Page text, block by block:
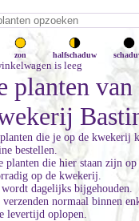
zon halfschaduw
is leeg
planten van
die je op de kwekerij
bestellen.
planten die hier staan zijn
op de kwekerij.
dagelijks bijgehouden.
normaal binnen
levertijd oplopen.